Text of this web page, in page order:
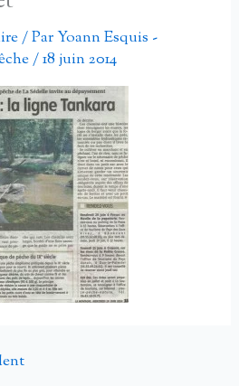
/ ParYoann Esquis -
/18 juin 2014